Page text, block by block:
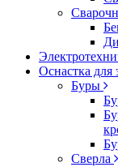
Оснастка для
Буры
Сверла